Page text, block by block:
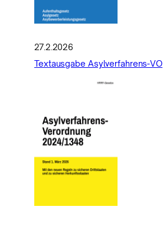
27.2.2026
Textausgabe Asylverfahrens-VO